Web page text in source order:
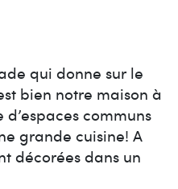
qui donne sur le
bien notre maison à
communs
grande cuisine! A
décorées dans un